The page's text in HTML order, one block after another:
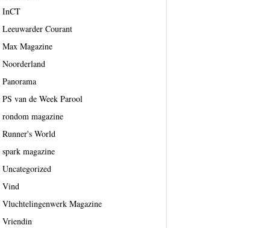
InCT
Leeuwarder Courant
Max Magazine
Noorderland
Panorama
PS van de Week Parool
rondom magazine
Runner's World
spark magazine
Uncategorized
Vind
Vluchtelingenwerk Magazine
Vriendin